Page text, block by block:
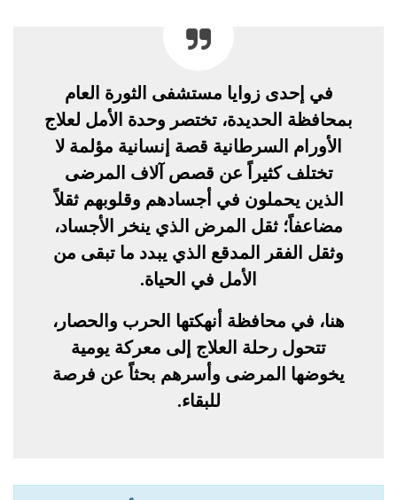
في إحدى زوايا مستشفى الثورة العام
بمحافظة الحديدة، تختصر وحدة الأمل لعلاج
الأورام السرطانية قصة إنسانية مؤلمة لا
تختلف كثيراً عن قصص آلاف المرضى
الذين يحملون في أجسادهم وقلوبهم ثقلاً
مضاعفاً؛ ثقل المرض الذي ينخر الأجساد،
وثقل الفقر المدقع الذي يبدد ما تبقى من
الأمل في الحياة.
هنا، في محافظة أنهكتها الحرب والحصار،
تتحول رحلة العلاج إلى معركة يومية
يخوضها المرضى وأسرهم بحثاً عن فرصة
للبقاء.